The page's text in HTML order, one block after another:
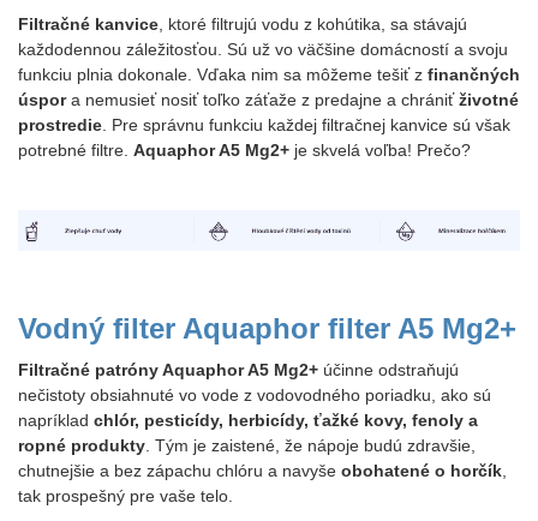
Filtračné kanvice , ktoré filtrujú vodu z kohútika, sa stávajú
každodennou záležitosťou. Sú už vo väčšine domácností a svoju
funkciu plnia dokonale. Vďaka nim sa môžeme tešiť z finančných
úspora nemusieť nosiť toľko záťaže z predajne a chrániťživotné
prostredie . Pre správnu funkciu každej filtračnej kanvice sú však
potrebné filtre. Aquaphor A5 Mg2+ je skvelá voľba! Prečo?
Vodný filter Aquaphor filter A5 Mg2+
Filtračné patróny Aquaphor A5 Mg2+ účinne odstraňujú
nečistoty obsiahnuté vo vode z vodovodného poriadku, ako sú
napríklad chlór, pesticídy, herbicídy, ťažké kovy, fenoly a
ropné produkty . Tým je zaistené, že nápoje budú zdravšie,
chutnejšie a bez zápachu chlóru a navyše obohatené o horčík
tak prospešný pre vaše telo.